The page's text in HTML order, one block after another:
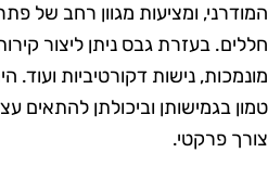
ומציעות מגוון רחב של
בעזרת גבס ניתן ליצור
נישות דקורטיביות ועוד.
בגמישותן וביכולתן להתאים
פרקטי.